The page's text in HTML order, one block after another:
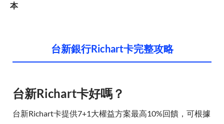
本
台新銀行Richart卡完整攻略
台新Richart卡好嗎？
台新Richart卡提供7+1大權益方案最高10%回饋，可根據